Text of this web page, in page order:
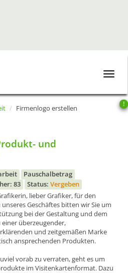
Toggle
!
Firmenlogo erstellen
und
Pauschalbetrag
83
Status: Vergeben
lieber Grafiker, für den
Geschäftes bitten wir Sie um
bei der Gestaltung und dem
einer überzeugender,
und zeitgemäßen Marke
ansprechenden Produkten.
vorab zu verraten, geht es um
im Visitenkartenformat. Dazu